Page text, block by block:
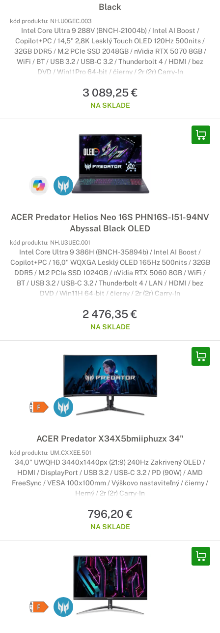
Black
kód produktu: NH.U0GEC.003
Intel Core Ultra 9 288V (BNCH-21004b) / Intel AI Boost /
Copilot+PC / 14,5" 2,8K Lesklý Touch OLED 120Hz 500nits /
32GB DDR5 / M.2 PCIe SSD 2048GB / nVidia RTX 5070 8GB /
WiFi / BT / USB 3.2 / USB-C 3.2 / Thunderbolt 4 / HDMI / bez
DVD / Win11Pro 64-bit / čierny / 2r (2r) Carry-In
3 089,25 €
NA SKLADE
ACER Predator Helios Neo 16S PHN16S-I51-94NV
Abyssal Black OLED
kód produktu: NH.U3UEC.001
Intel Core Ultra 9 386H (BNCH-35894b) / Intel AI Boost /
Copilot+PC / 16,0" WQXGA Lesklý OLED 165Hz 500nits / 32GB
DDR5 / M.2 PCIe SSD 1024GB / nVidia RTX 5060 8GB / WiFi /
BT / USB 3.2 / USB-C 3.2 / Thunderbolt 4 / LAN / HDMI / bez
DVD / Win11H 64-bit / čierny / 2r (2r) Carry-In
2 476,35 €
NA SKLADE
ACER Predator X34X5bmiiphuzx 34"
kód produktu: UM.CXXEE.501
34,0" UWQHD 3440x1440px (21:9) 240Hz Zakrivený OLED /
HDMI / DisplayPort / USB 3.2 / USB-C 3.2 / PD (90W) / AMD
FreeSync / VESA 100x100mm / Výškovo nastaviteľný / čierny /
Herný / 2r (2r) Carry-In
796,20 €
NA SKLADE